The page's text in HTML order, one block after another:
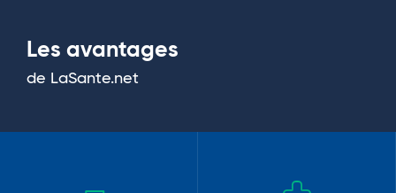
Les avantages
de LaSante.net